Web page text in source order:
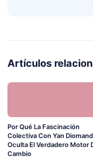
Artículos
Por Qué La Fascinación
Colectiva Con Yan
Oculta El Verdadero Motor
Cambio